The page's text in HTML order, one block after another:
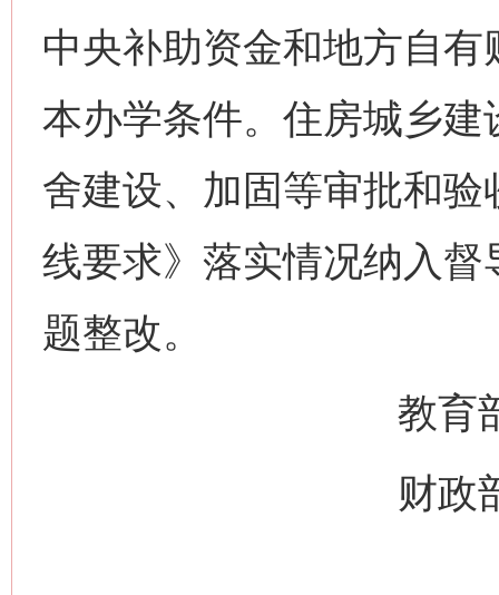
中央补助资金和地方自
本办学条件。住房城乡
舍建设、加固等审批和
线要求》落实情况纳入
题整改。
教育部
财政部